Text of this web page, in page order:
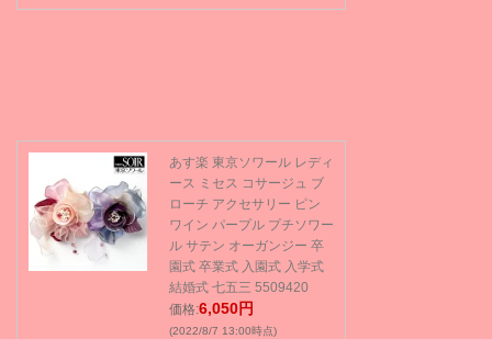
あす楽 東京ソワール レディ
ース ミセス コサージュ ブ
ローチ アクセサリー ピン
ワイン パープル プチソワー
ル サテン オーガンジー 卒
園式 卒業式 入園式 入学式
結婚式 七五三 5509420
価格:6,050円
(2022/8/7 13:00時点)